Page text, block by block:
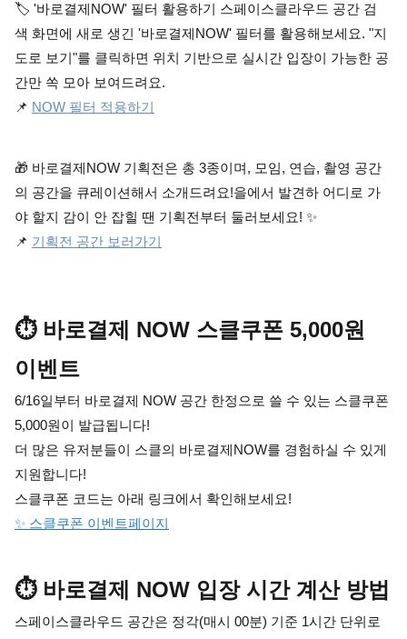
🏷️ '바로결제NOW' 필터 활용하기 스페이스클라우드 공간 검
색 화면에 새로 생긴 '바로결제NOW' 필터를 활용해보세요. "지
도로 보기"를 클릭하면 위치 기반으로 실시간 입장이 가능한 공
간만 쏙 모아 보여드려요.
📌 NOW 필터 적용하기
🎁 바로결제NOW 기획전은 총 3종이며, 모임, 연습, 촬영 공간
의 공간을 큐레이션해서 소개드려요!을에서 발견하 어디로 가
야 할지 감이 안 잡힐 땐 기획전부터 둘러보세요! ✨
📌 기획전 공간 보러가기
⏱️ 바로결제 NOW 스클쿠폰 5,000원
이벤트
6/16일부터 바로결제 NOW 공간 한정으로 쓸 수 있는 스클쿠폰
5,000원이 발급됩니다!
더 많은 유저분들이 스클의 바로결제NOW를 경험하실 수 있게
지원합니다!
스클쿠폰 코드는 아래 링크에서 확인해보세요!
✨ 스클쿠폰 이벤트페이지
⏱️ 바로결제 NOW 입장 시간 계산 방법
스페이스클라우드 공간은 정각(매시 00분) 기준 1시간 단위로